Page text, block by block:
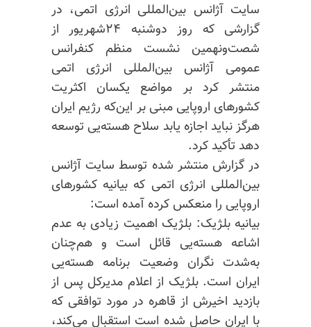
سایت آژانس بین‌المللی انرژی اتمی، در
گزارشی که روز دوشنبه ۲۴شهریور از
شصت‌ونهمین نشست منظم کنفرانس
عمومی آژانس بین‌المللی انرژی اتمی
منتشر کرد بر مواضع یکسان اکثریت
کشورهای اروپایی مبنی بر این‌که رژیم ایران
هرگز نباید اجازه یابد سلاح هسته‌یی توسعه
دهد تأکید کرد.
در گزارش منتشر شده توسط سایت آژانس
بین‌المللی انرژی اتمی که بیانیه کشورهای
اروپایی را منعکس کرده آمده است:
بیانیه بلژیک: بلژیک اهمیت زیادی به عدم
اشاعه هسته‌یی قائل است و هم‌چنان
به‌شدت نگران وضعیت برنامه هسته‌یی
ایران است. بلژیک از اعلام مدیرکل پس از
بازدید اخیرش از قاهره در مورد توافقی که
با ایران حاصل شده است استقبال می‌کند،